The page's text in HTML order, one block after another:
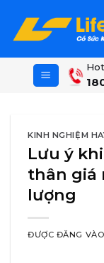
content
KINH NGHIỆM
Lưu ý
thân giá
lượng
ĐƯỢC ĐĂNG VÀO